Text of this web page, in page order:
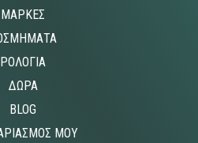
ΜΑΡΚΕΣ
ΡΟΛΟΓΙΑ
ΔΩΡΑ
BLOG
MOY